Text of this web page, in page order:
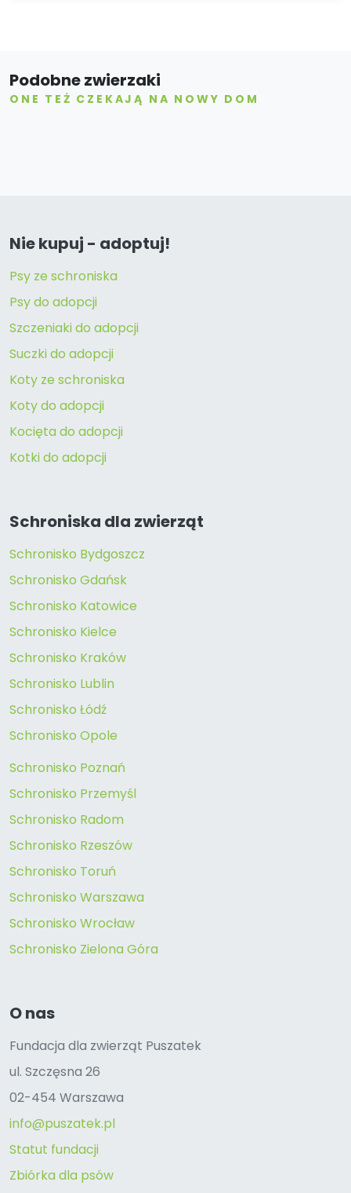
Podobne zwierzaki
ONE TEŻ CZEKAJĄ NA NOWY DOM
Nie kupuj - adoptuj!
Psy ze schroniska
Psy do adopcji
Szczeniaki do adopcji
Suczki do adopcji
Koty ze schroniska
Koty do adopcji
Kocięta do adopcji
Kotki do adopcji
Schroniska dla zwierząt
Schronisko Bydgoszcz
Schronisko Gdańsk
Schronisko Katowice
Schronisko Kielce
Schronisko Kraków
Schronisko Lublin
Schronisko Łódź
Schronisko Opole
Schronisko Poznań
Schronisko Przemyśl
Schronisko Radom
Schronisko Rzeszów
Schronisko Toruń
Schronisko Warszawa
Schronisko Wrocław
Schronisko Zielona Góra
O nas
Fundacja dla zwierząt Puszatek
ul. Szczęsna 26
02-454 Warszawa
info@puszatek.pl
Statut fundacji
Zbiórka dla psów